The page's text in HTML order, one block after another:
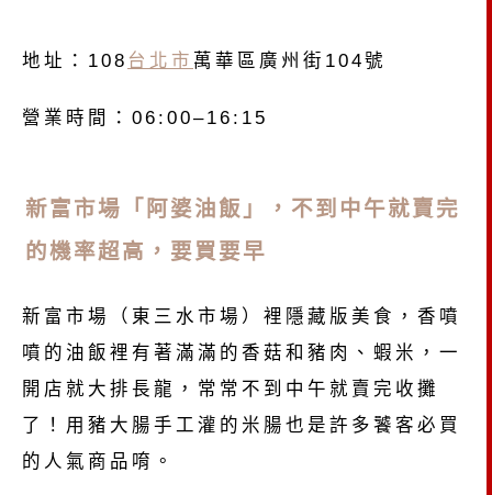
地址：108 台北市 萬華區廣州街104號
營業時間：06:00–16:15
新富市場「阿婆油飯」，不到中午就賣完
的機率超高，要買要早
新富市場（東三水市場）裡隱藏版美食，香噴
噴的油飯裡有著滿滿的香菇和豬肉、蝦米，一
開店就大排長龍，常常不到中午就賣完收攤
了！用豬大腸手工灌的米腸也是許多饕客必買
的人氣商品唷。